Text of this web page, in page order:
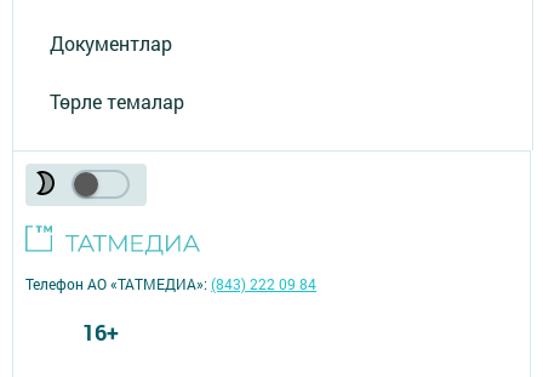
Документлар
Төрле темалар
Телефон АО «ТАТМЕДИА»:(843) 222 09 84
16+